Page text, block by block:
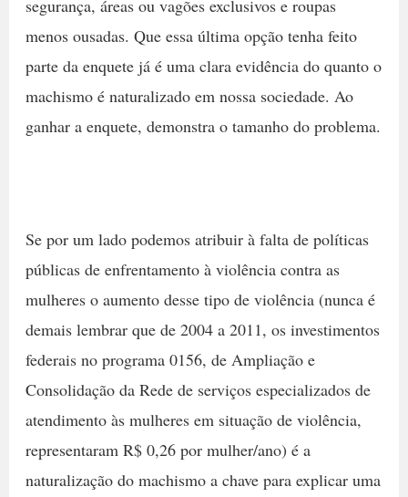
segurança, áreas ou vagões exclusivos e roupas
menos ousadas. Que essa última opção tenha feito
parte da enquete já é uma clara evidência do quanto o
machismo é naturalizado em nossa sociedade. Ao
ganhar a enquete, demonstra o tamanho do problema.
Se por um lado podemos atribuir à falta de políticas
públicas de enfrentamento à violência contra as
mulheres o aumento desse tipo de violência (nunca é
demais lembrar que de 2004 a 2011, os investimentos
federais no programa 0156, de Ampliação e
Consolidação da Rede de serviços especializados de
atendimento às mulheres em situação de violência,
representaram R$ 0,26 por mulher/ano) é a
naturalização do machismo a chave para explicar uma